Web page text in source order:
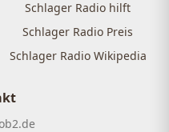
Schlager Radio hilft
Schlager Radio Preis
Schlager Radio Wikipedia